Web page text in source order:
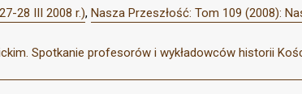
28 III 2008 r.), Nasza Przeszłość: Tom 109 (2008):
Spotkanie profesorów i wykładowców historii